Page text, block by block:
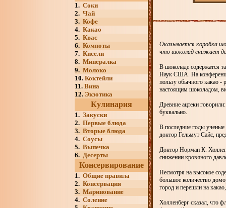
1. Соки
2. Чай
3. Кофе
4. Какао
5. Квас
6. Компоты
7. Кисели
8. Минералка
9. Молоко
10. Коктейли
11. Вина
12. Экзотика
Кулинария
1. Закуски
2. Первые блюда
3. Вторые блюда
4. Соусы
5. Выпечка
6. Десерты
Консервирование
1. Общие правила
2. Консервация
3. Маринование
4. Соление
Оказывается коробка
что шоколад снижает
В шоколаде содержатся
Наук США. На
пользу обычного какао -
настоящим шоколадом,
Древние ацтеки
буквально.
В последние годы
доктор Гельмут Сайс,
Доктор Норман К.
снижении кровяного
Несмотря на высокое
большое количество
город и перешли на
Холленберг сказал, что